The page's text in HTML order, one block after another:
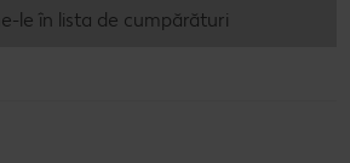
le în lista de cumpărături